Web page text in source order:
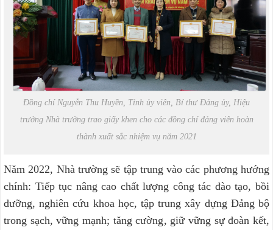
Đồng chí Nguyễn Thu Huyền, Tỉnh ủy viên, Bí thư Đảng ủy, Hiệu
trưởng Nhà trường trao giấy khen cho các đồng chí đảng viên hoàn
thành xuất sắc nhiệm vụ năm 2021
Năm 2022, Nhà trường sẽ tập trung vào các phương hướng
chính: Tiếp tục nâng cao chất lượng công tác đào tạo, bồi
dưỡng, nghiên cứu khoa học, tập trung xây dựng Đảng bộ
trong sạch, vững mạnh; tăng cường, giữ vững sự đoàn kết,